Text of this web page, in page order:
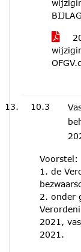
10.3
Voorstel:
1. de
2. onder
2021,
2021.